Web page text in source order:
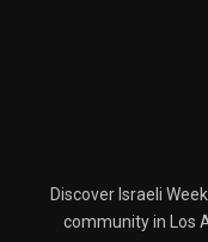
Discover Israeli
community in Los